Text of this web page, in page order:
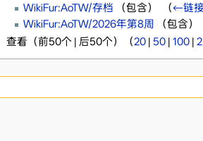
WikiFur:AoTW/存档 （包含） ‎ （←链
WikiFur:AoTW/2026年第8周 （包含） ‎
查看（前50个 | 后50个）（20| 50| 100|